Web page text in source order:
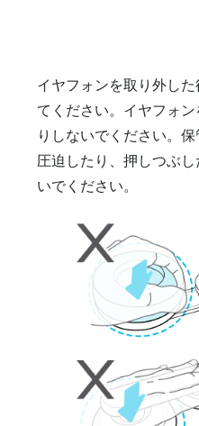
イヤフォンを取り外し
てください。イヤフォ
りしないでください。
圧迫したり、押しつぶ
いでください。